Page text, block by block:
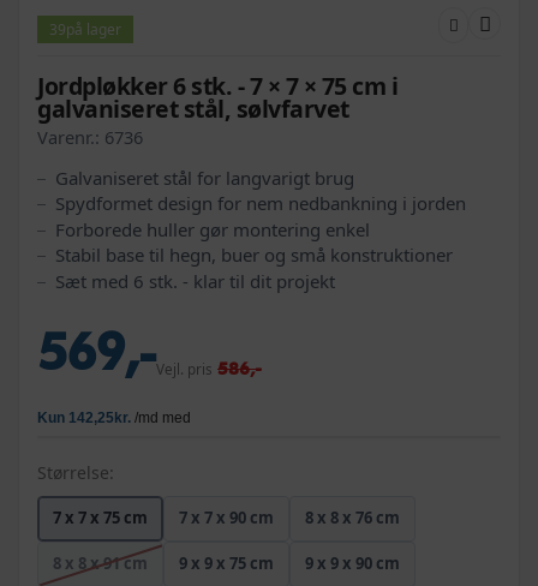
39på lager
Jordpløkker 6 stk. - 7 × 7 × 75 cm i
galvaniseret stål, sølvfarvet
Varenr.: 6736
Galvaniseret stål for langvarigt brug
Spydformet design for nem nedbankning i jorden
Forborede huller gør montering enkel
Stabil base til hegn, buer og små konstruktioner
Sæt med 6 stk. - klar til dit projekt
569,-Vejl. pris 586,-
Størrelse:
7 x 7 x 75 cm 7 x 7 x 90 cm 8 x 8 x 76 cm
8 x 8 x 91 cm 9 x 9 x 75 cm 9 x 9 x 90 cm